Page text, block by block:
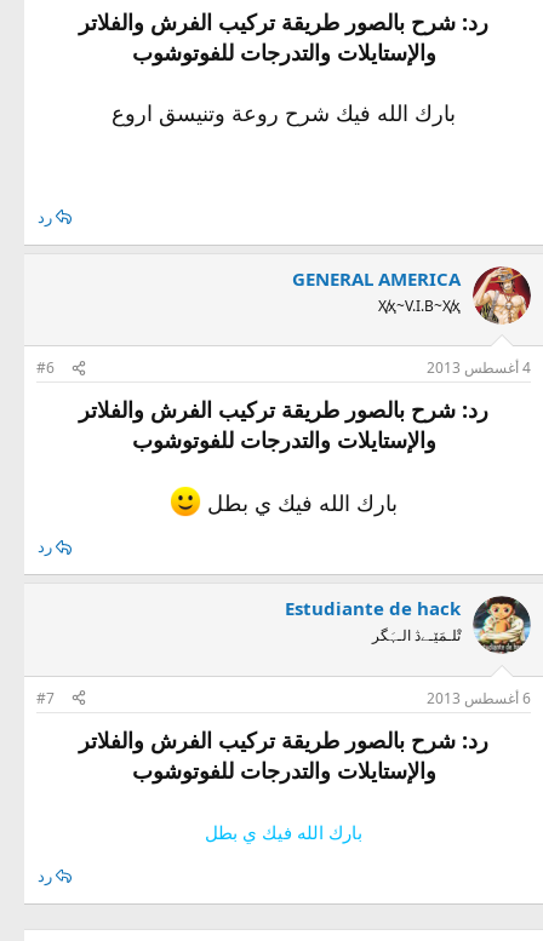
رد: شرح بالصور طريقة تركيب الفرش والفلاتر
والإستايلات والتدرجات للفوتوشوب
بارك الله فيك شرح روعة وتنيسق اروع
رد
GENERAL AMERICA
Ҳ̸ҳ~V.I.B~Ҳ̸ҳ
4 أغسطس 2013 #6
رد: شرح بالصور طريقة تركيب الفرش والفلاتر
والإستايلات والتدرجات للفوتوشوب
بارك الله فيك ي بطل
رد
Estudiante de hack
تْلـمَێـےڎ الـہَگر
6 أغسطس 2013 #7
رد: شرح بالصور طريقة تركيب الفرش والفلاتر
والإستايلات والتدرجات للفوتوشوب
بارك الله فيك ي بطل
رد